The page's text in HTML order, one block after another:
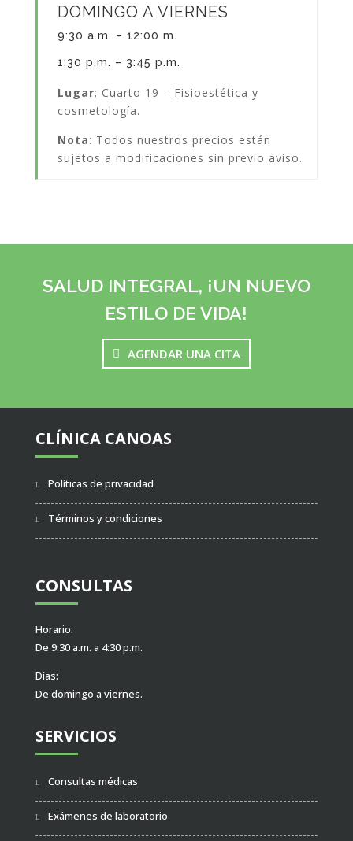
DOMINGO A VIERNES
9:30 a.m. – 12:00 m.
1:30 p.m. – 3:45 p.m.
Lugar: Cuarto 19 – Fisioestética y
cosmetología.
Nota: Todos nuestros precios están
sujetos a modificaciones sin previo aviso.
SALUD INTEGRAL, ¡UN NUEVO
ESTILO DE VIDA!
AGENDAR UNA CITA
CLÍNICA CANOAS
Políticas de privacidad
Términos y condiciones
CONSULTAS
Horario:
De 9:30 a.m. a 4:30 p.m.
Días:
De domingo a viernes.
SERVICIOS
Consultas médicas
Exámenes de laboratorio